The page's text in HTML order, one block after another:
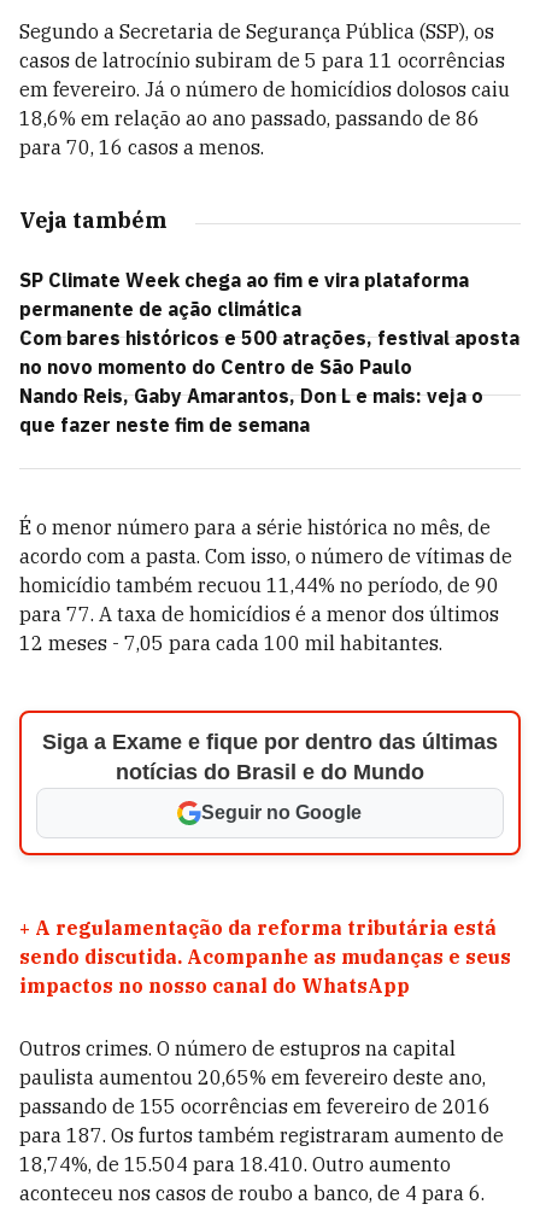
Segundo a Secretaria de Segurança Pública (SSP), os
casos de latrocínio subiram de 5 para 11 ocorrências
em fevereiro. Já o número de homicídios dolosos caiu
18,6% em relação ao ano passado, passando de 86
para 70, 16 casos a menos.
Veja também
SP Climate Week chega ao fim e vira plataforma
permanente de ação climática
Com bares históricos e 500 atrações, festival aposta
no novo momento do Centro de São Paulo
Nando Reis, Gaby Amarantos, Don L e mais: veja o
que fazer neste fim de semana
É o menor número para a série histórica no mês, de
acordo com a pasta. Com isso, o número de vítimas de
homicídio também recuou 11,44% no período, de 90
para 77. A taxa de homicídios é a menor dos últimos
12 meses - 7,05 para cada 100 mil habitantes.
Siga a Exame e fique por dentro das últimas
notícias do Brasil e do Mundo
Seguir no Google
+ A regulamentação da reforma tributária está
sendo discutida. Acompanhe as mudanças e seus
impactos no nosso canal do WhatsApp
Outros crimes. O número de estupros na capital
paulista aumentou 20,65% em fevereiro deste ano,
passando de 155 ocorrências em fevereiro de 2016
para 187. Os furtos também registraram aumento de
18,74%, de 15.504 para 18.410. Outro aumento
aconteceu nos casos de roubo a banco, de 4 para 6.